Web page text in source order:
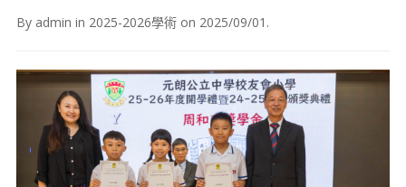
By admin in 2025-2026學術on 2025/09/01 .